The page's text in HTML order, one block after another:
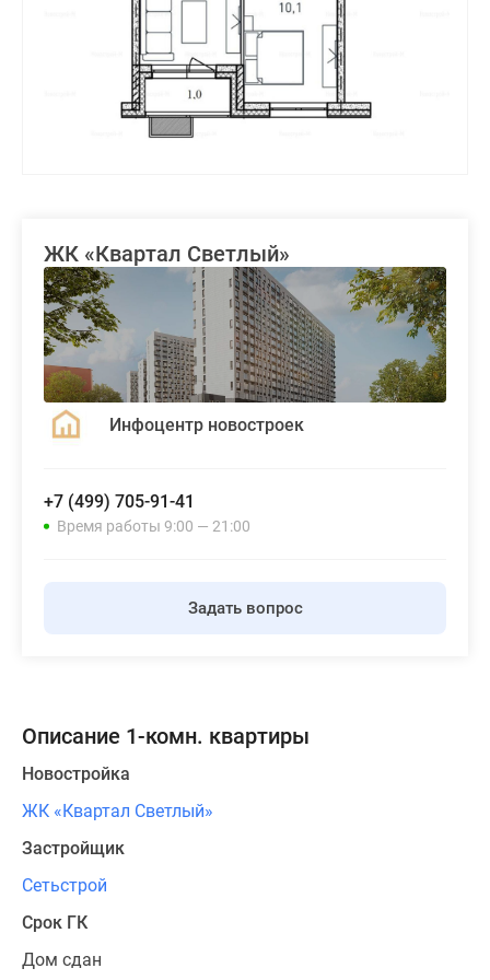
ЖК «Квартал Светлый»
Инфоцентр новостроек
+7 (499) 705-91-41
Время работы 9:00 — 21:00
Задать вопрос
Описание 1-комн. квартиры
Новостройка
ЖК «Квартал Светлый»
Застройщик
Сетьстрой
Срок ГК
Дом сдан